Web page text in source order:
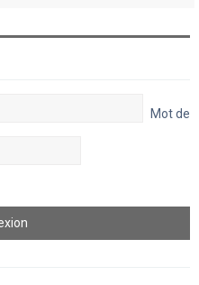
Mot de